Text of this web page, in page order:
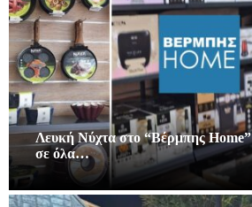
Λευκή Νύχτα στο “Βέρμπης
σε όλα…